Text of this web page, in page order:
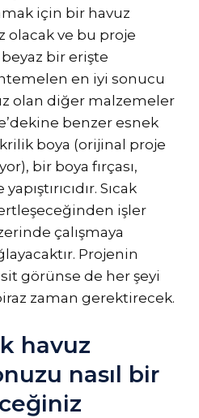
için bir havuz
olacak ve bu proje
bir erişte
en iyi sonucu
olan diğer malzemeler
benzer esnek
boya (orijinal proje
bir boya fırçası,
Sıcak
işler
çalışmaya
Projenin
görünse de her şeyi
zaman gerektirecek.
havuz
nasıl bir